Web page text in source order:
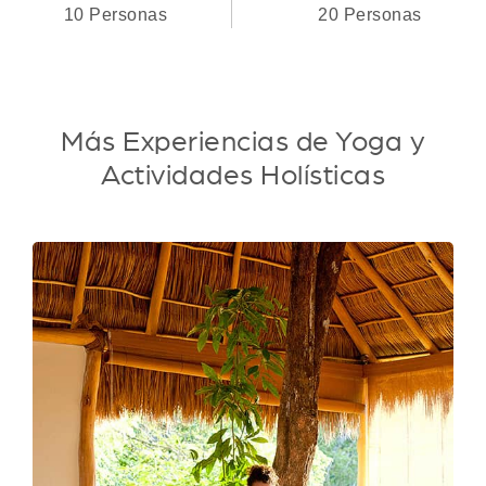
10 Personas 20 Personas
Más Experiencias de Yoga y
Actividades Holísticas